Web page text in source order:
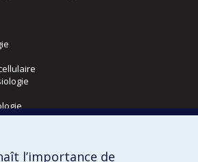
et médecine nucléaire
l’importance de